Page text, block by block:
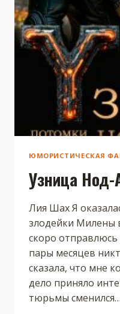
ЮМОРИСТИЧЕСКАЯ
Узница Нод-
Лия Шах Я
злодейки Милены
скоро
пары месяцев
сказала, что мне
дело приняло
тюрьмы сменился…